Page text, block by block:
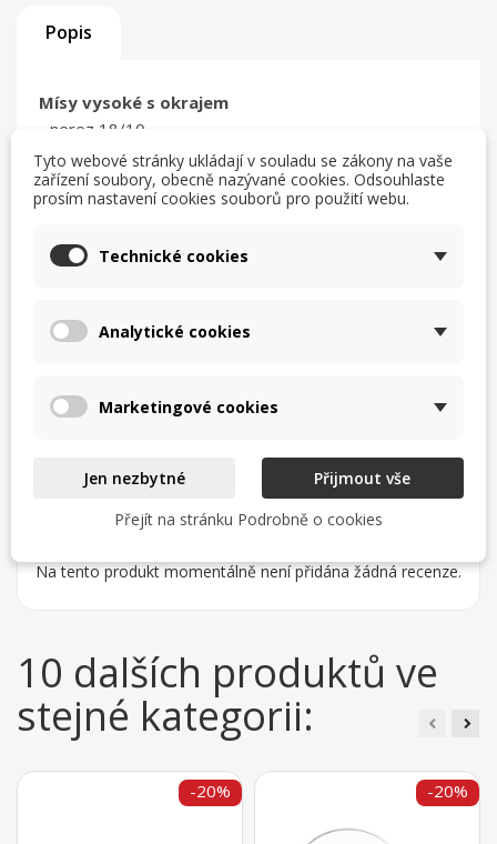
Popis
Mísy vysoké s okrajem
- nerez 18/10
- určeno k profesionálnímu užívání, díky optimálním
rozměrům, síle a jakosti nerezové oceli
mísa pr.20 / v 9,8 cm, 2,5 lt.
mísa pr.30 / v 14 cm , 8 litrů
mísa pr.36 / v 17 cm , 14 lt.
Komentáře (0)
Na tento produkt momentálně není přidána žádná recenze.
10 dalších produktů ve
stejné kategorii:
-20% -20%
Tyto webové stránky ukládají v souladu se zákony na vaše
zařízení soubory, obecně nazývané cookies. Odsouhlaste
prosím nastavení cookies souborů pro použití webu.
Technické cookies
Analytické cookies
Marketingové cookies
Jen nezbytné
Přijmout vše
Přejít na stránku Podrobně o cookies